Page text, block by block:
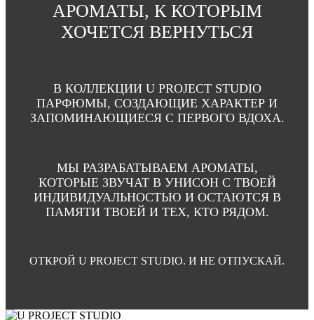
АРОМАТЫ, К КОТОРЫМ
ХОЧЕТСЯ ВЕРНУТЬСЯ
В КОЛЛЕКЦИИ U PROJECT STUDIO
ПАРФЮМЫ, СОЗДАЮЩИЕ ХАРАКТЕР И
ЗАПОМИНАЮЩИЕСЯ С ПЕРВОГО ВДОХА.
МЫ РАЗРАБАТЫВАЕМ АРОМАТЫ,
КОТОРЫЕ ЗВУЧАТ В УНИСОН С ТВОЕЙ
ИНДИВИДУАЛЬНОСТЬЮ И ОСТАЮТСЯ В
ПАМЯТИ ТВОЕЙ И ТЕХ, КТО РЯДОМ.
ОТКРОЙ U PROJECT STUDIO. И НЕ ОТПУСКАЙ.